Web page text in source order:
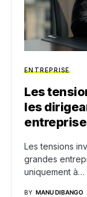
ENTREPRISE
Les
les
Les tensions
grandes
uniquement à…
BY MANU DIBANGO